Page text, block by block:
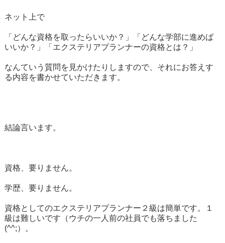
ネット上で
「どんな資格を取ったらいいか？」「どんな学部に進めば
いいか？」「エクステリアプランナーの資格とは？」
なんていう質問を見かけたりしますので、それにお答えす
る内容を書かせていただきます。
結論言います。
資格、要りません。
学歴、要りません。
資格としてのエクステリアプランナー２級は簡単です。１
級は難しいです（ウチの一人前の社員でも落ちました
(^^;）。